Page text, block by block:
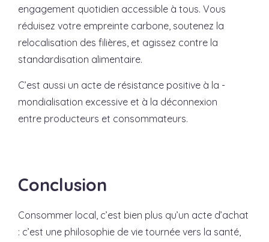
engagement quotidien accessible à tous. Vous
réduisez votre empreinte carbone, soutenez la
relocalisation des filières, et agissez contre la
standardisation alimentaire.
C’est aussi un acte de résistance positive à la -
mondialisation excessive et à la déconnexion
entre producteurs et consommateurs.
Conclusion
Consommer local, c’est bien plus qu’un acte d’achat
: c’est une philosophie de vie tournée vers la santé,